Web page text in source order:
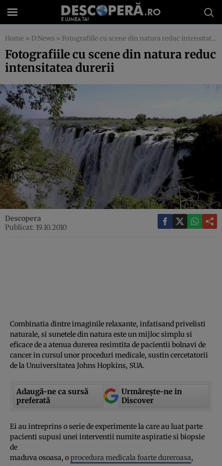
Home » D:News » Fotografiile cu scene din natura reduc intensitatea durerii
Fotografiile cu scene din natura reduc
intensitatea durerii
Descopera
Publicat: 19.10.2010
Combinatia dintre imaginile relaxante, infatisand privelisti
naturale, si sunetele din natura este un mijloc simplu si
eficace de a atenua durerea resimtita de pacientii bolnavi de
cancer in cursul unor proceduri medicale, sustin cercetatorii
de la Unuiversitatea Johns Hopkins, SUA.
Adaugă-ne ca sursă
preferată
Urmărește-ne in
Discover
Ei au intreprins o serie de experimente la care au luat parte
pacienti supusi unei interventii numite aspiratie si biopsie
de
maduva osoasa, oprocedura medicala foarte dureroasa,